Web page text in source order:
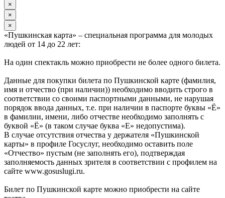
×
×
×
«Пушкинская карта» – специальная программа для молодых
людей от 14 до 22 лет:
На один спектакль можно приобрести не более одного билета.
Данные для покупки билета по Пушкинской карте (фамилия,
имя и отчество (при наличии)) необходимо вводить строго в
соответствии со своими паспортными данными, не нарушая
порядок ввода данных, т.е. при наличии в паспорте буквы «Ё»
в фамилии, имени, либо отчестве необходимо заполнять с
буквой «Ё» (в таком случае буква «Е» недопустима).
В случае отсутствия отчества у держателя «Пушкинской
карты» в профиле Госуслуг, необходимо оставить поле
«Отчество» пустым (не заполнять его), подтверждая
заполняемость данных зрителя в соответствии с профилем на
сайте www.gosuslugi.ru.
Билет по Пушкинской карте можно приобрести на сайте